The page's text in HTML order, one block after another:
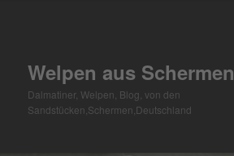
Welpen aus Schermen
Dalmatiner, Welpen, Blog, von den
Sandstücken,Schermen,Deutschland